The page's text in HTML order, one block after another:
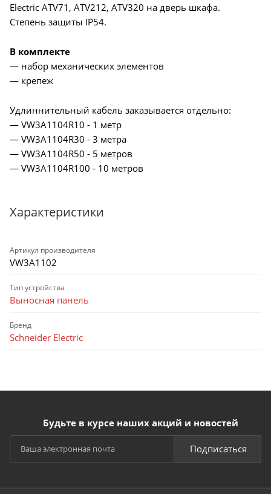
Electric ATV71, ATV212, ATV320 на дверь шкафа.
Степень защиты IP54.
В комплекте
— набор механических элементов
— крепеж
Удлиннительный кабель заказывается отдельно:
— VW3A1104R10 - 1 метр
— VW3A1104R30 - 3 метра
— VW3A1104R50 - 5 метров
— VW3A1104R100 - 10 метров
Характеристики
Артикул производителя
VW3A1102
Тип устройства
Выносная панель
Бренд
Schneider Electric
Будьте в курсе наших акций и новостей
Подписаться